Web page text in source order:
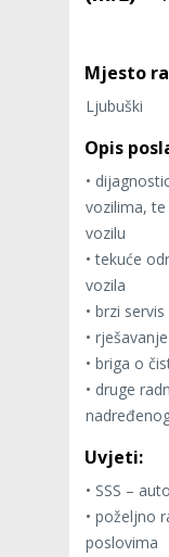
Mjesto
Ljubuški
Opis
•
vozilima,
vozilu
• tekuće
vozila
• brzi servis
•
• briga o
• druge
Uvjeti:
• SSS –
• poželjno
poslovima